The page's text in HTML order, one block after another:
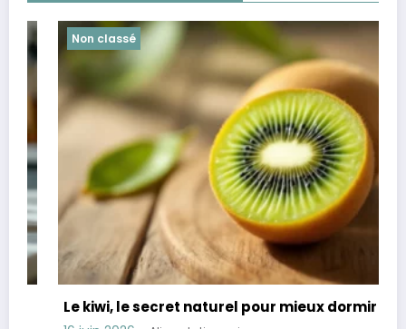
Non classé
Le kiwi, le secret naturel pour mieux dormir